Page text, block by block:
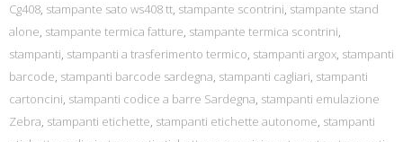
Cg408, stampante sato ws408 tt, stampante scontrini, stampante stand
alone, stampante termica fatture, stampante termica scontrini,
stampanti, stampanti a trasferimento termico, stampanti argox, stampanti
barcode, stampanti barcode sardegna, stampanti cagliari, stampanti
cartoncini, stampanti codice a barre Sardegna, stampanti emulazione
Zebra, stampanti etichette, stampanti etichette autonome, stampanti